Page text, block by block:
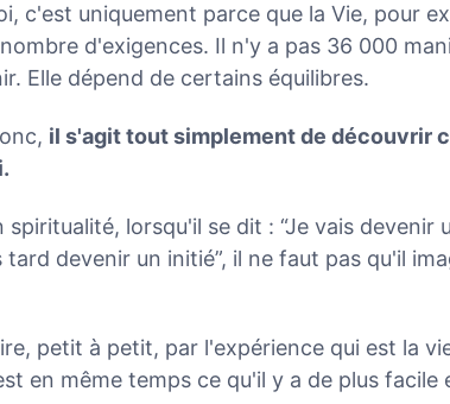
c'est uniquement parce que la Vie, pour
d'exigences. Il n'y a pas 36 000
Elle dépend de certains équilibres.
il s'agit tout simplement de découvrir
spiritualité, lorsqu'il se dit : “Je vais devenir
tard devenir un initié”, il ne faut pas qu'il
petit à petit, par l'expérience qui est la
en même temps ce qu'il y a de plus